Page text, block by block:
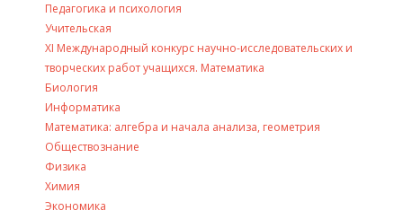
Педагогика и психология
Учительская
XI Международный конкурс научно-исследовательских и
творческих работ учащихся. Математика
Биология
Информатика
Математика: алгебра и начала анализа, геометрия
Обществознание
Физика
Химия
Экономика